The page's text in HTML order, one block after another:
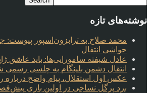
نوشته‌های تازه
محمد صلاح به ترابزون‌اسپور پیوست:
حواشی انتقال
عادل شیفته سامورایی‌ها: باید عاشق
انتقال دشمن بلینگام به چلسی رسمی
عکس اول استقلال، پیام واضح درباره
برد پرگل نساجی در اولین بازی